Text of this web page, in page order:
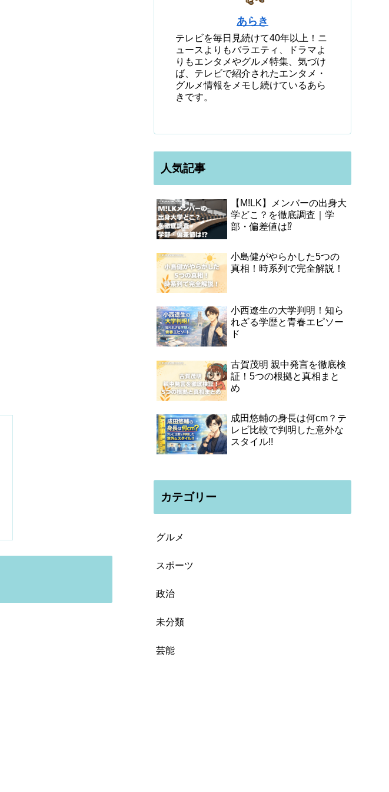
あらき
テレビを毎日見続けて40年以上！ニ
ュースよりもバラエティ、ドラマよ
りもエンタメやグルメ特集、気づけ
ば、テレビで紹介されたエンタメ・
グルメ情報をメモし続けているあら
きです。
人気記事
【M!LK】メンバーの出身大
学どこ？を徹底調査｜学
部・偏差値は⁉
小島健がやらかした5つの
真相！時系列で完全解説！
小西遼生の大学判明！知ら
れざる学歴と青春エピソー
ド
古賀茂明 親中発言を徹底検
証！5つの根拠と真相まと
め
成田悠輔の身長は何cm？テ
レビ比較で判明した意外な
スタイル!!
カテゴリー
グルメ
スポーツ
政治
未分類
芸能